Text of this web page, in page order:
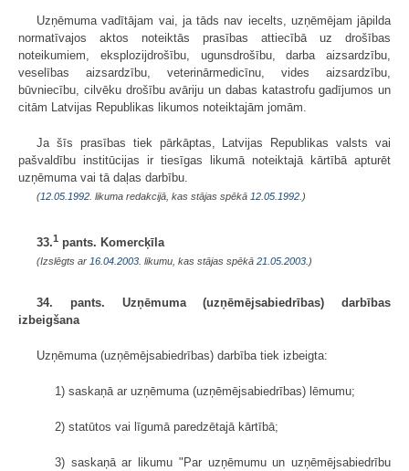
Uzņēmuma vadītājam vai, ja tāds nav iecelts, uzņēmējam jāpilda
normatīvajos aktos noteiktās prasības attiecībā uz drošības
noteikumiem, eksplozijdrošību, ugunsdrošību, darba aizsardzību,
veselības aizsardzību, veterinārmedicīnu, vides aizsardzību,
būvniecību, cilvēku drošību avāriju un dabas katastrofu gadījumos un
citām Latvijas Republikas likumos noteiktajām jomām.
Ja šīs prasības tiek pārkāptas, Latvijas Republikas valsts vai
pašvaldību institūcijas ir tiesīgas likumā noteiktajā kārtībā apturēt
uzņēmuma vai tā daļas darbību.
(12.05.1992. likuma redakcijā, kas stājas spēkā 12.05.1992.)
33.1 pants. Komercķīla
(Izslēgts ar 16.04.2003 . likumu, kas stājas spēkā 21.05.2003. )
34. pants. Uzņēmuma (uzņēmējsabiedrības) darbības
izbeigšana
Uzņēmuma (uzņēmējsabiedrības) darbība tiek izbeigta:
1) saskaņā ar uzņēmuma (uzņēmējsabiedrības) lēmumu;
2) statūtos vai līgumā paredzētajā kārtībā;
3) saskaņā ar likumu "Par uzņēmumu un uzņēmējsabiedrību